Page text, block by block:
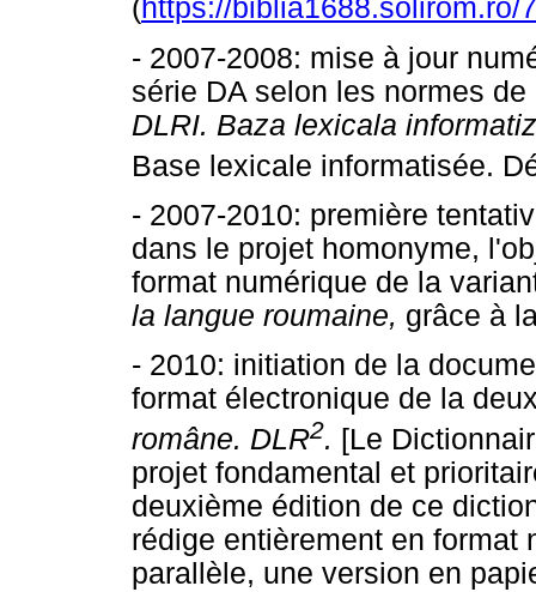
(https://biblia1688.solirom.ro/
- 2007-2008: mise à jour
série DA selon les normes
DLRI. Baza lexicala
Base lexicale informatisée.
- 2007-2010: première
dans le projet homonyme,
format numérique de la
la langue roumaine, grâce à
- 2010: initiation de la
format électronique de la
române. DLR2. [Le
projet fondamental et
deuxième édition de ce
rédige entièrement en format
parallèle, une version en